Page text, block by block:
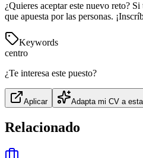
¿Quieres aceptar este nuevo reto?
que apuesta por las personas.
Keywords
centro
¿Te interesa este puesto?
Aplicar Adapta mi CV a
Relacionado